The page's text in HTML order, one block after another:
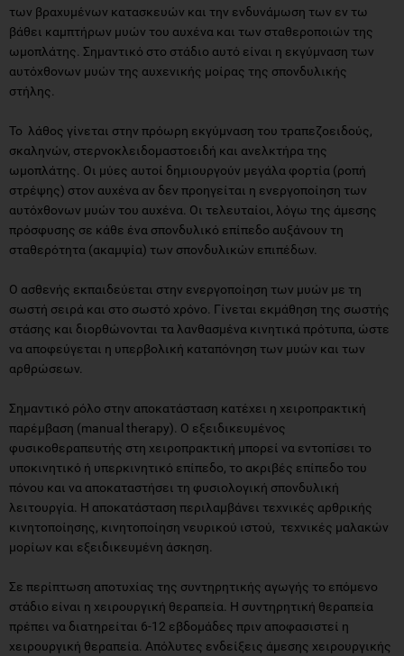
των βραχυμένων κατασκευών και την ενδυνάμωση των εν τω
βάθει καμπτήρων μυών του αυχένα και των σταθεροποιών της
ωμοπλάτης. Σημαντικό στο στάδιο αυτό είναι η εκγύμναση των
αυτόχθονων μυών της αυχενικής μοίρας της σπονδυλικής
στήλης.
Το λάθος γίνεται στην πρόωρη εκγύμναση του τραπεζοειδούς,
σκαληνών, στερνοκλειδομαστοειδή και ανελκτήρα της
ωμοπλάτης. Οι μύες αυτοί δημιουργούν μεγάλα φορτία (ροπή
στρέψης) στον αυχένα αν δεν προηγείται η ενεργοποίηση των
αυτόχθονων μυών του αυχένα. Οι τελευταίοι, λόγω της άμεσης
πρόσφυσης σε κάθε ένα σπονδυλικό επίπεδο αυξάνουν τη
σταθερότητα (ακαμψία) των σπονδυλικών επιπέδων.
Ο ασθενής εκπαιδεύεται στην ενεργοποίηση των μυών με τη
σωστή σειρά και στο σωστό χρόνο. Γίνεται εκμάθηση της σωστής
στάσης και διορθώνονται τα λανθασμένα κινητικά πρότυπα, ώστε
να αποφεύγεται η υπερβολική καταπόνηση των μυών και των
αρθρώσεων.
Σημαντικό ρόλο στην αποκατάσταση κατέχει η χειροπρακτική
παρέμβαση (manual therapy). Ο εξειδικευμένος
φυσικοθεραπευτής στη χειροπρακτική μπορεί να εντοπίσει το
υποκινητικό ή υπερκινητικό επίπεδο, το ακριβές επίπεδο του
πόνου και να αποκαταστήσει τη φυσιολογική σπονδυλική
λειτουργία. Η αποκατάσταση περιλαμβάνει τεχνικές αρθρικής
κινητοποίησης, κινητοποίηση νευρικού ιστού, τεχνικές μαλακών
μορίων και εξειδικευμένη άσκηση.
Σε περίπτωση αποτυχίας της συντηρητικής αγωγής το επόμενο
στάδιο είναι η χειρουργική θεραπεία. Η συντηρητική θεραπεία
πρέπει να διατηρείται 6-12 εβδομάδες πριν αποφασιστεί η
χειρουργική θεραπεία. Απόλυτες ενδείξεις άμεσης χειρουργικής